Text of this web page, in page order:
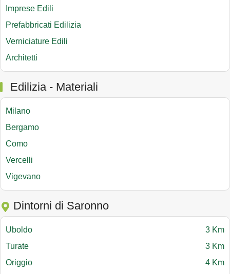
Imprese Edili
Prefabbricati Edilizia
Verniciature Edili
Architetti
Edilizia - Materiali
Milano
Bergamo
Como
Vercelli
Vigevano
Dintorni di Saronno
Uboldo
3 Km
Turate
3 Km
Origgio
4 Km